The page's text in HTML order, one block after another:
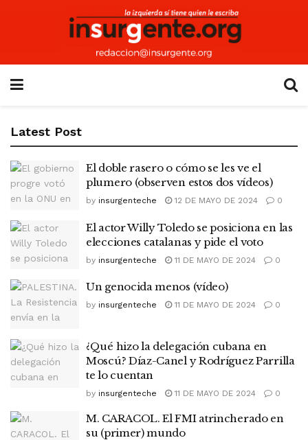
Latest Post
El doble rasero o cómo se les ve el
plumero (observen estos dos vídeos)
by insurgenteche 12 DE MAYO DE 2024 0
El actor Willy Toledo se posiciona en las
elecciones catalanas y pide el voto
by insurgenteche 11 DE MAYO DE 2024 0
Un genocida menos (vídeo)
by insurgenteche 11 DE MAYO DE 2024 0
¿Qué hizo la delegación cubana en
Moscú? Díaz-Canel y Rodríguez Parrilla
te lo cuentan
by insurgenteche 11 DE MAYO DE 2024 0
M. CARACOL. El FMI atrincherado en
su (primer) mundo